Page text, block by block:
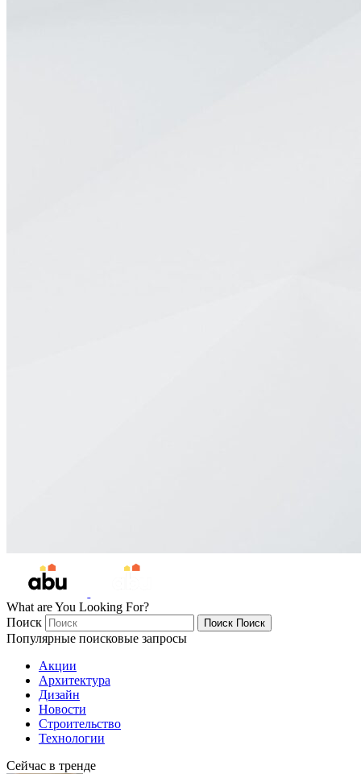
What are You Looking For?
Поиск
Поиск Поиск
Популярные поисковые запросы
Акции
Архитектура
Дизайн
Новости
Строительство
Технологии
Сейчас в тренде